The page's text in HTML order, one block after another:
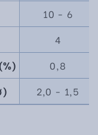
10 - 6
4
0,8
2,0 - 1,5